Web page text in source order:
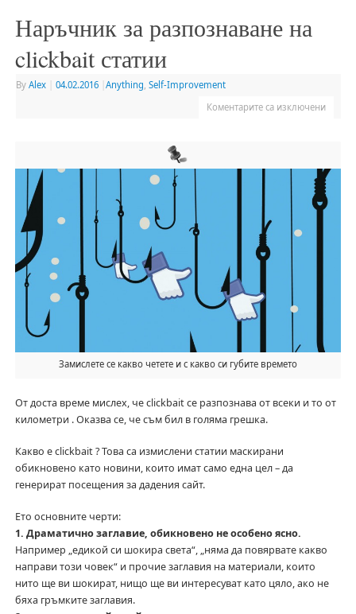
Наръчник за разпознаване на
clickbait статии
By Alex 04.02.2016 Anything, Self-Improvement
Коментарите са изключени
Замислете се какво четете и с какво си губите времето
От доста време мислех, че clickbait се разпознава от всеки и то от
километри . Оказва се, че съм бил в голяма грешка.
Какво е clickbait ? Това са измислени статии маскирани
обикновено като новини, които имат само една цел – да
генерират посещения за дадения сайт.
Ето основните черти:
1. Драматично заглавие, обикновено не особено ясно.
Например „едикой си шокира света“, „няма да повярвате какво
направи този човек“ и прочие заглавия на материали, които
нито ще ви шокират, нищо ще ви интересуват като цяло, ако не
бяха гръмките заглавия.